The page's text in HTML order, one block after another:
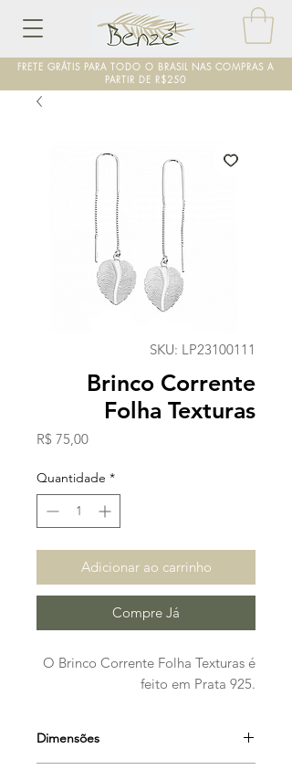
FRETE GRÁTIS PARA TODO O BRASIL NAS COMPRAS A
PARTIR DE R$250
SKU: LP23100111
Brinco Corrente
Folha Texturas
R$ 75,00Preço
Quantidade *
Adicionar ao carrinho
Compre Já
O Brinco Corrente Folha Texturas é
feito em Prata 925.
Dimensões